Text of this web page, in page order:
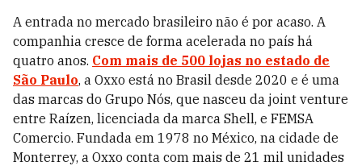
A entrada no mercado brasileiro não é por acaso. A
companhia cresce de forma acelerada no país há
quatro anos. Com mais de 500 lojas no estado de
São Paulo, a Oxxo está no Brasil desde 2020 e é uma
das marcas do Grupo Nós, que nasceu da joint venture
entre Raízen, licenciada da marca Shell, e FEMSA
Comercio. Fundada em 1978 no México, na cidade de
Monterrey, a Oxxo conta com mais de 21 mil unidades